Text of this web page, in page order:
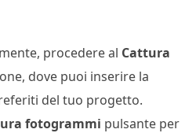
procedere al Cattura
dove puoi inserire la
del tuo progetto.
fotogrammi pulsante per